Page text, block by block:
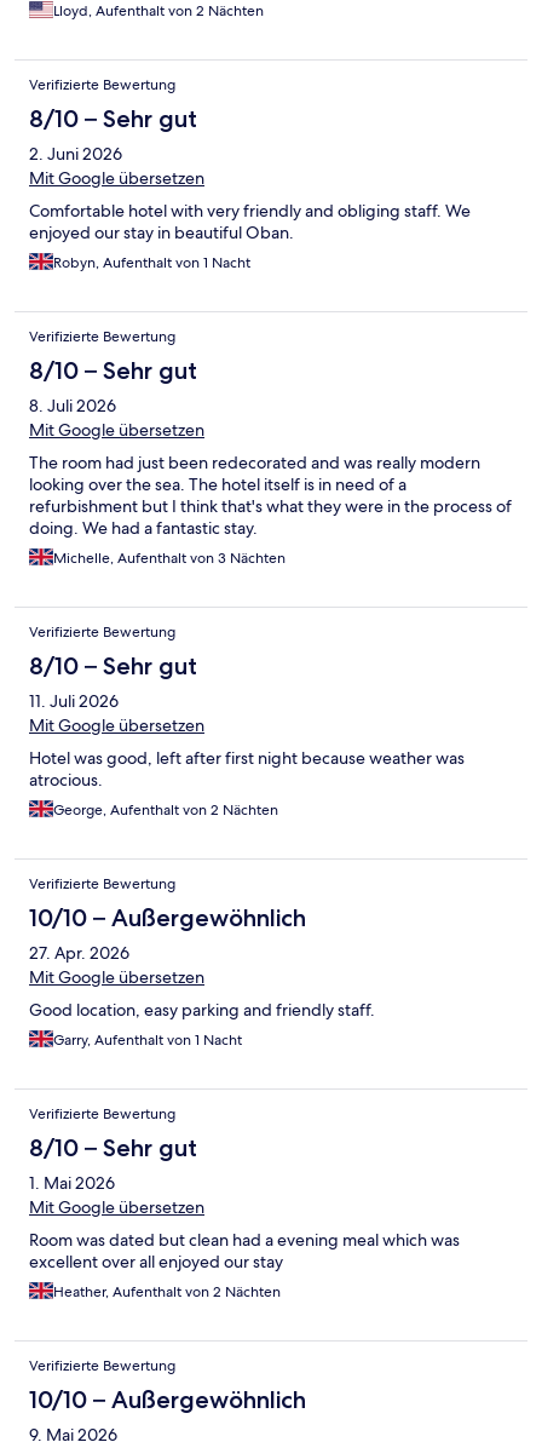
Lloyd, Aufenthalt von 2 Nächten
Verifizierte Bewertung
8/10 – Sehr gut
2. Juni 2026
Mit Google übersetzen
Comfortable hotel with very friendly and obliging staff. We
enjoyed our stay in beautiful Oban.
Robyn, Aufenthalt von 1 Nacht
Verifizierte Bewertung
8/10 – Sehr gut
8. Juli 2026
Mit Google übersetzen
The room had just been redecorated and was really modern
looking over the sea. The hotel itself is in need of a
refurbishment but I think that's what they were in the process of
doing. We had a fantastic stay.
Michelle, Aufenthalt von 3 Nächten
Verifizierte Bewertung
8/10 – Sehr gut
11. Juli 2026
Mit Google übersetzen
Hotel was good, left after first night because weather was
atrocious.
George, Aufenthalt von 2 Nächten
Verifizierte Bewertung
10/10 – Außergewöhnlich
27. Apr. 2026
Mit Google übersetzen
Good location, easy parking and friendly staff.
Garry, Aufenthalt von 1 Nacht
Verifizierte Bewertung
8/10 – Sehr gut
1. Mai 2026
Mit Google übersetzen
Room was dated but clean had a evening meal which was
excellent over all enjoyed our stay
Heather, Aufenthalt von 2 Nächten
Verifizierte Bewertung
10/10 – Außergewöhnlich
9. Mai 2026